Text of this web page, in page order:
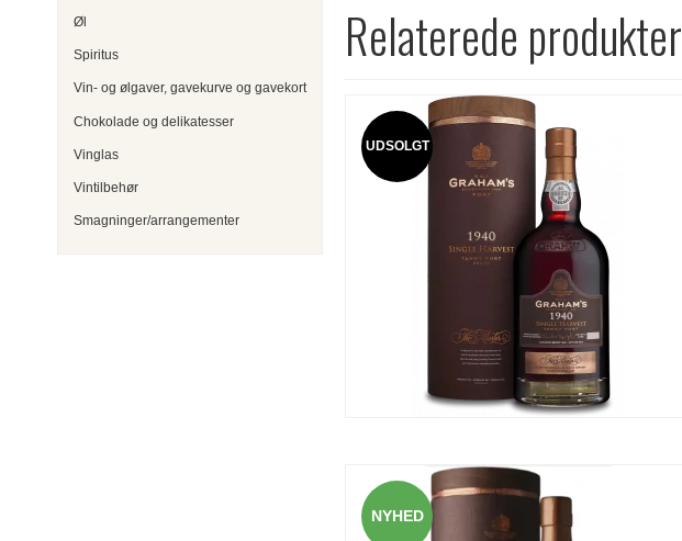
Øl
Spiritus
Vin- og ølgaver, gavekurve og gavekort
Chokolade og delikatesser
Vinglas
Vintilbehør
Smagninger/arrangementer
Relaterede produkter
UDSOLGT
NYHED